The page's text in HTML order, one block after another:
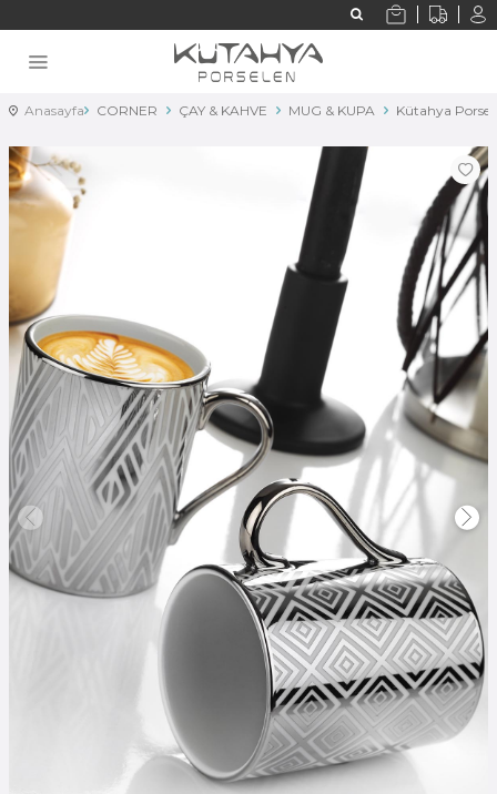
Anasayfa CORNER ÇAY & KAHVE MUG & KUPA Kütahya